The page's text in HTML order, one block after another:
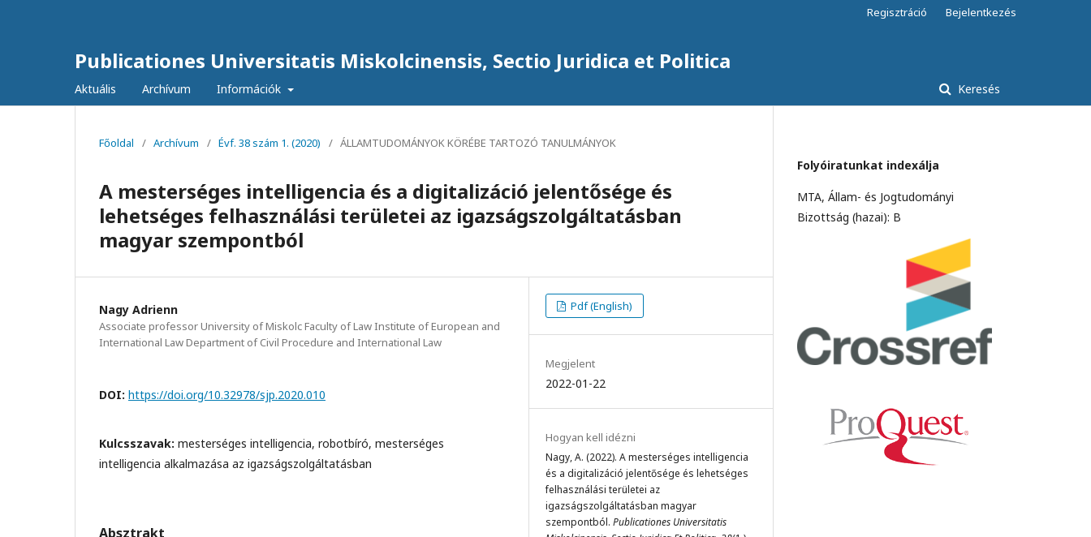
Publicationes Universitatis Miskolcinensis, Sectio Juridica et Politica
Aktuális Archívum Információk Keresés
Regisztráció Bejelentkezés
Főoldal / Archívum / Évf. 38 szám 1. (2020) / ÁLLAMTUDOMÁNYOK KÖRÉBE TARTOZÓ TANULMÁNYOK
A mesterséges intelligencia és a digitalizáció jelentősége és
lehetséges felhasználási területei az igazságszolgáltatásban
magyar szempontból
Nagy Adrienn
Associate professor University of Miskolc Faculty of Law Institute of European and
International Law Department of Civil Procedure and International Law
DOI: https://doi.org/10.32978/sjp.2020.010
Kulcsszavak: mesterséges intelligencia, robotbíró, mesterséges
intelligencia alkalmazása az igazságszolgáltatásban
Absztrakt
Pdf (English)
Megjelent
2022-01-22
Hogyan kell idézni
Nagy, A. (2022). A mesterséges intelligencia
és a digitalizáció jelentősége és lehetséges
felhasználási területei az
igazságszolgáltatásban magyar
szempontból. Publicationes Universitatis
Folyóiratunkat indexálja
MTA, Állam- és Jogtudományi
Bizottság (hazai): B